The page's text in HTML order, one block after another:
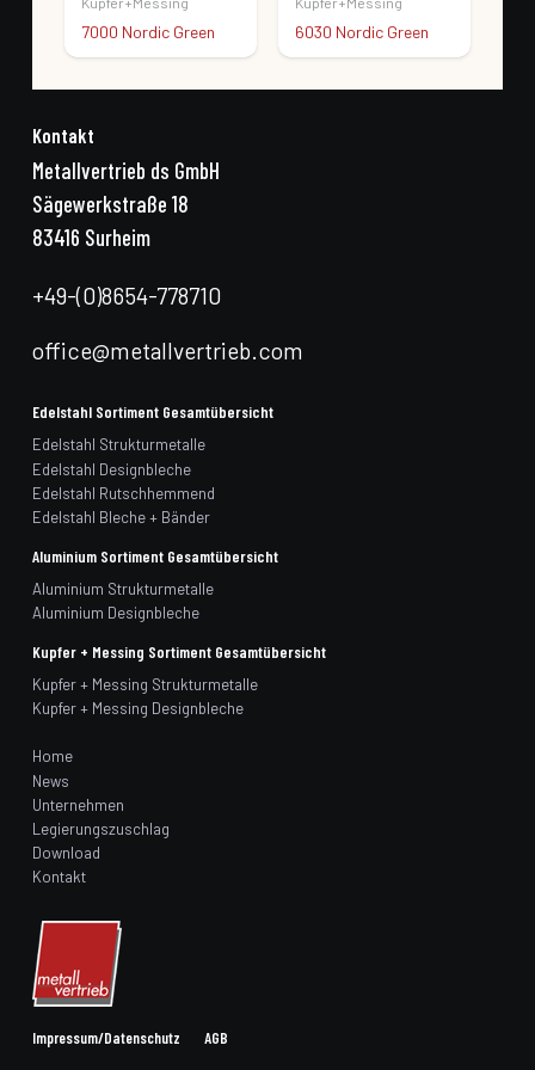
7000 Nordic Green 6030 Nordic Green
Kontakt
Metallvertrieb ds GmbH
Sägewerkstraße 18
83416 Surheim
+49-(0)8654-778710
office@metallvertrieb.com
Edelstahl Sortiment Gesamtübersicht
Edelstahl Strukturmetalle
Edelstahl Designbleche
Edelstahl Rutschhemmend
Edelstahl Bleche + Bänder
Aluminium Sortiment Gesamtübersicht
Aluminium Strukturmetalle
Aluminium Designbleche
Kupfer + Messing Sortiment Gesamtübersicht
Kupfer + Messing Strukturmetalle
Kupfer + Messing Designbleche
Home
News
Unternehmen
Legierungszuschlag
Download
Kontakt
Impressum/Datenschutz AGB